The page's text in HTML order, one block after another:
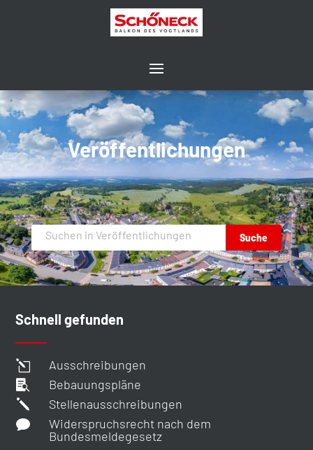
Veröffentlichungen
Schnell gefunden
l Ausschreibungen
 Bebauungspläne
j Stellenausschreibungen

Widerspruchsrecht nach dem
Bundesmeldegesetz